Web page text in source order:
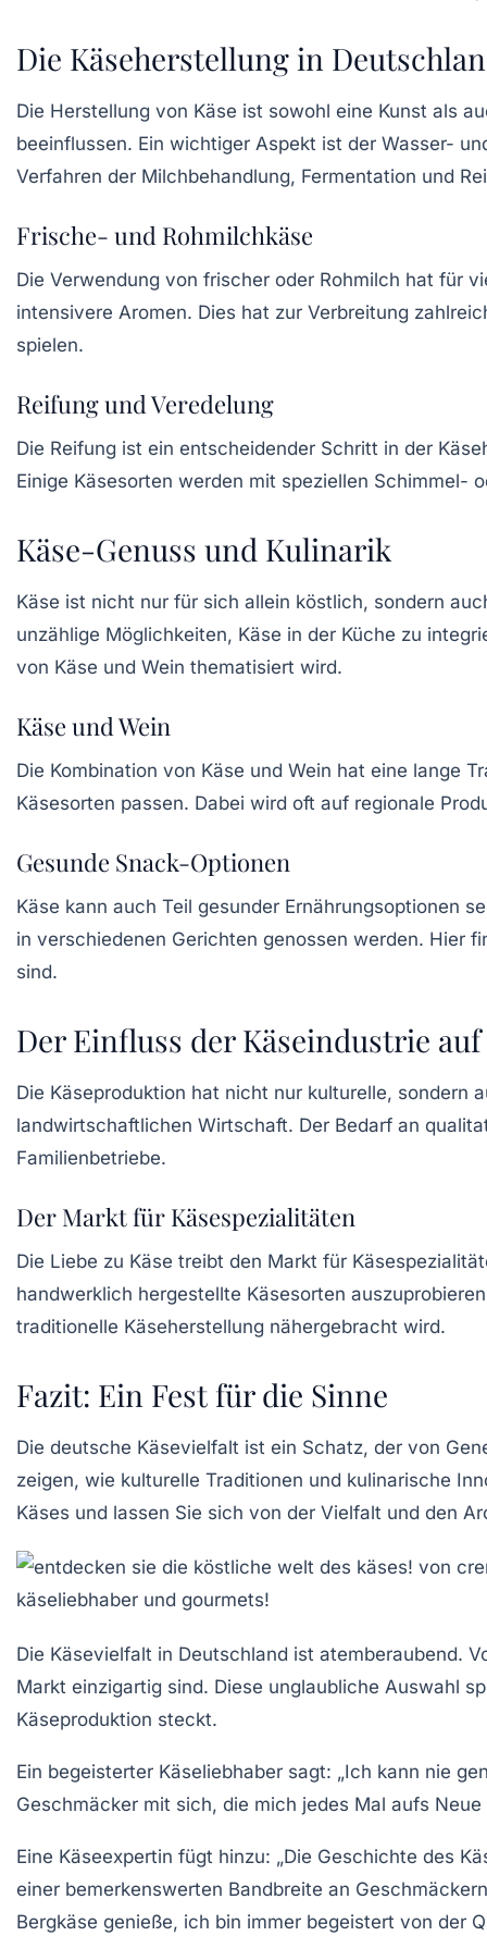
Die Käseherstellung in
Die Herstellung von Käse ist sowohl eine Kunst als
beeinflussen. Ein wichtiger Aspekt ist der Wasser-
Verfahren der Milchbehandlung, Fermentation und
Frische- und Rohmilchkäse
Die Verwendung von frischer oder Rohmilch hat für
intensivere Aromen. Dies hat zur Verbreitung
spielen.
Reifung und Veredelung
Die Reifung ist ein entscheidender Schritt in der
Einige Käsesorten werden mit speziellen Schimmel-
Käse-Genuss und Kulinarik
Käse ist nicht nur für sich allein köstlich, sondern
unzählige Möglichkeiten, Käse in der Küche zu
von Käse und Wein thematisiert wird.
Käse und Wein
Die Kombination von Käse und Wein hat eine lange
Käsesorten passen. Dabei wird oft auf regionale
Gesunde Snack-Optionen
Käse kann auch Teil gesunder Ernährungsoptionen
in verschiedenen Gerichten genossen werden. Hier
sind.
Der Einfluss der Käseindustrie
Die Käseproduktion hat nicht nur kulturelle, sondern
landwirtschaftlichen Wirtschaft. Der Bedarf an
Familienbetriebe.
Der Markt für Käsespezialitäten
Die Liebe zu Käse treibt den Markt für
handwerklich hergestellte Käsesorten
traditionelle Käseherstellung nähergebracht wird.
Fazit: Ein Fest für die Sinne
Die deutsche Käsevielfalt ist ein Schatz, der von
zeigen, wie kulturelle Traditionen und kulinarische
Käses und lassen Sie sich von der Vielfalt und den
Die Käsevielfalt in Deutschland ist atemberaubend.
Markt einzigartig sind. Diese unglaubliche Auswahl
Käseproduktion steckt.
Ein begeisterter Käseliebhaber sagt: „Ich kann nie
Geschmäcker mit sich, die mich jedes Mal aufs
Eine Käseexpertin fügt hinzu: „Die Geschichte des
einer bemerkenswerten Bandbreite an
Bergkäse genieße, ich bin immer begeistert von der